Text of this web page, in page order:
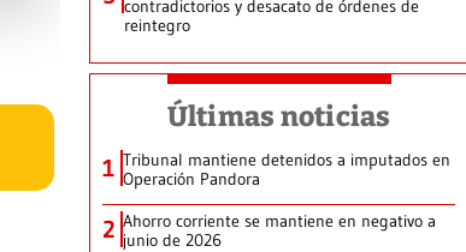
contradictorios y desacato de órdenes de
reintegro
Últimas noticias
1 Tribunal mantiene detenidos a imputados en
Operación Pandora
2 Ahorro corriente se mantiene en negativo a
junio de 2026